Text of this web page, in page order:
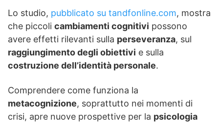
Lo studio, pubblicato su tandfonline.com, mostra
che piccoli cambiamenti cognitivi possono
avere effetti rilevanti sulla perseveranza, sul
raggiungimento degli obiettivi e sulla
costruzione dell’identità personale.
Comprendere come funziona la
metacognizione, soprattutto nei momenti di
crisi, apre nuove prospettive per la psicologia